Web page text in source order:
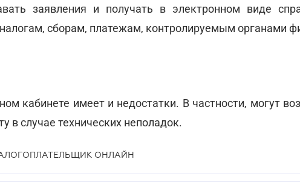
заявления и получать в электронном виде
сборам, платежам, контролируемым органами
кабинете имеет и недостатки. В частности, могут
в случае технических неполадок.
ОНЛАЙН